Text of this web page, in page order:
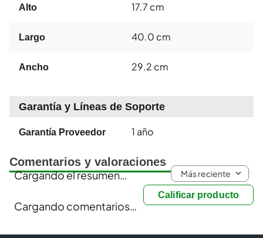
Alto 17.7 cm
Largo 40.0 cm
Ancho 29.2 cm
Garantía y Líneas de Soporte
Garantía Proveedor 1 año
Comentarios y valoraciones
Calificar producto
Cargando el resumen… Más reciente
Cargando comentarios…